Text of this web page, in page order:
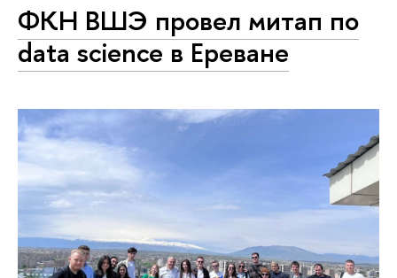
ФКН ВШЭ провел митап по
data science в Ереване